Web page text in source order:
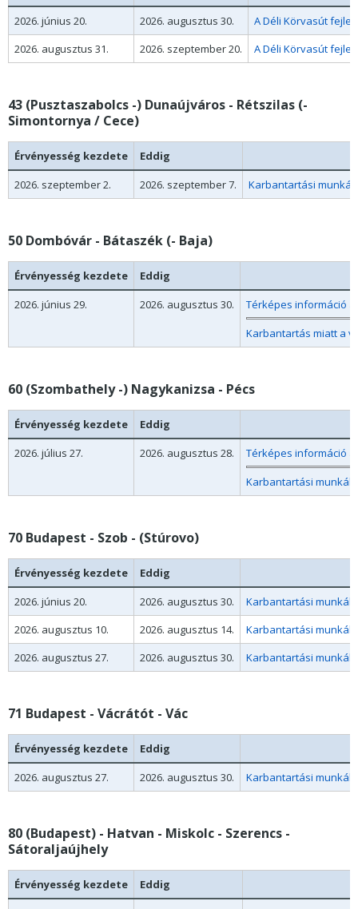
2026. június 20.
2026. augusztus 30.
A Déli Körvasút
2026. augusztus 31.
2026. szeptember 20. A Déli Körvasút
43 (Pusztaszabolcs -) Dunaújváros - Rétszilas (-
Simontornya / Cece)
Érvényesség kezdete
Eddig
2026. szeptember 2.
2026. szeptember 7. Karbantartási
50 Dombóvár - Bátaszék (- Baja)
Érvényesség kezdete
Eddig
2026. június 29.
2026. augusztus 30.
Térképes információ
Karbantartás miatt a
60 (Szombathely -) Nagykanizsa - Pécs
Érvényesség kezdete
Eddig
2026. július 27.
2026. augusztus 28.
Térképes információ
Karbantartási munkák
70 Budapest - Szob - (Stúrovo)
Érvényesség kezdete
Eddig
2026. június 20.
2026. augusztus 30.
Karbantartási munkák
2026. augusztus 10.
2026. augusztus 14.
Karbantartási munkák
2026. augusztus 27.
2026. augusztus 30. Karbantartási munkák
71 Budapest - Vácrátót - Vác
Érvényesség kezdete
Eddig
2026. augusztus 27.
2026. augusztus 30. Karbantartási munkák
80 (Budapest) - Hatvan - Miskolc - Szerencs -
Sátoraljaújhely
Érvényesség kezdete
Eddig